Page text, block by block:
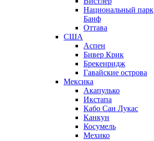
Национальный парк
Банф
Оттава
США
Аспен
Бивер Крик
Брекенридж
Гавайские острова
Мексика
Акапулько
Икстапа
Кабо Сан Лукас
Канкун
Косумель
Мехико